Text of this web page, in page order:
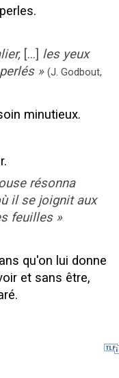
[...] les yeux
» (J. Godbout,
minutieux.
résonna
il se joignit aux
feuilles »
qu'on lui donne
et sans être,